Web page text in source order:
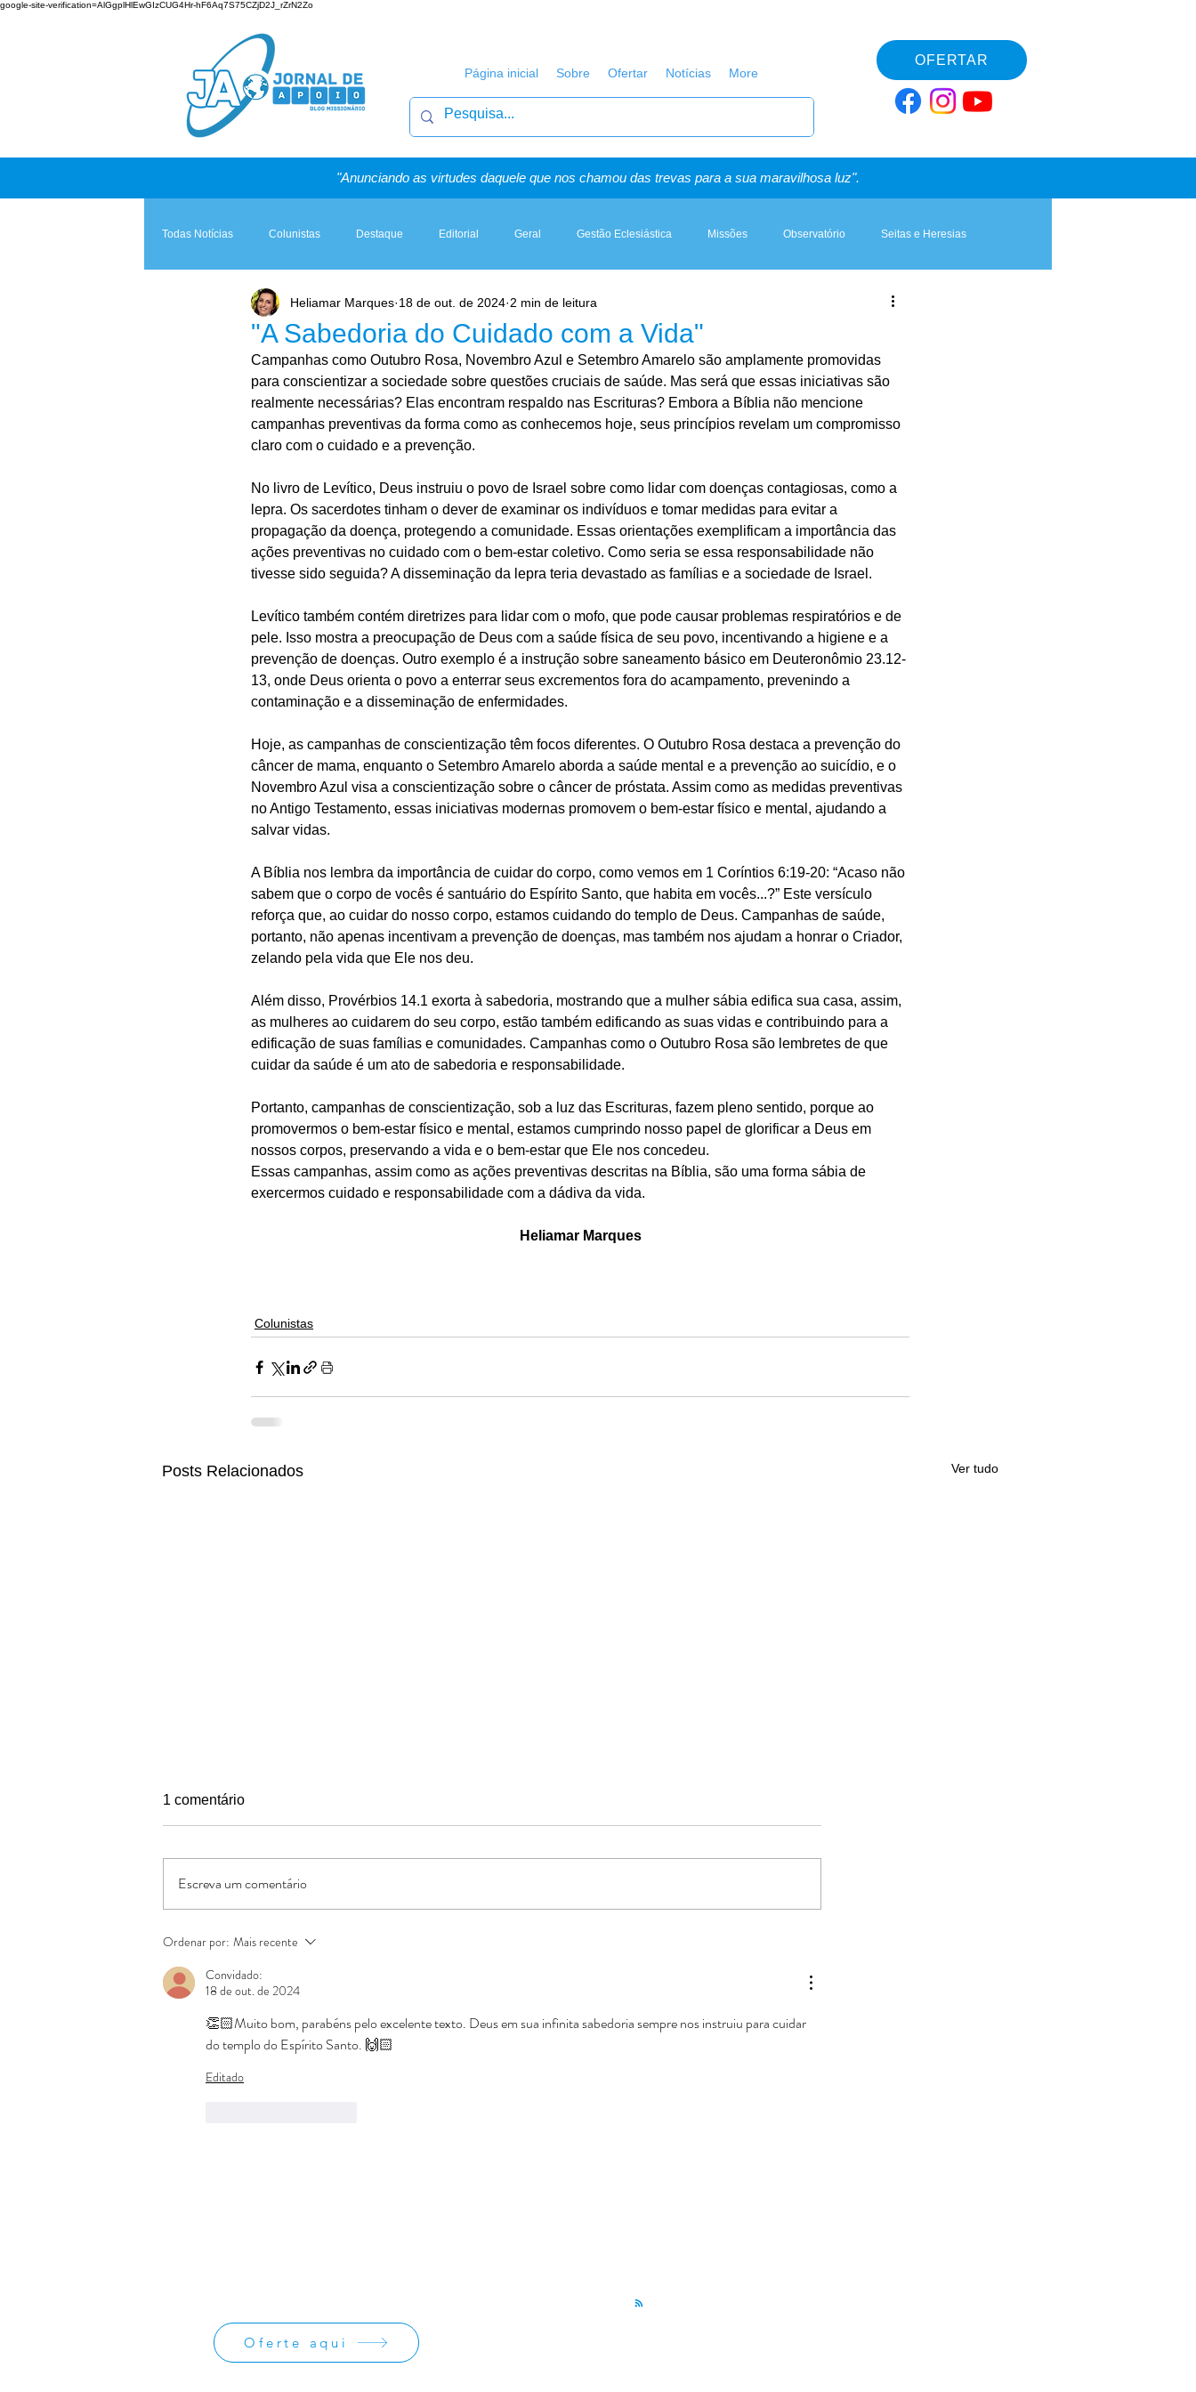
google-site-verification=AlGgplHlEwGIzCUG4Hr-hF6Aq7S75CZjD2J_rZrN2Zo
Página inicial Sobre Ofertar Notícias More
OFERTAR
"Anunciando as virtudes daquele que nos chamou das trevas para a sua maravilhosa luz".
Todas Notícias Colunistas Destaque Editorial Geral Gestão Eclesiástica Missões Observatório Seitas e Heresias
Teologia & Prática A Igreja e a Lei Artigos, Sermões & Esboços
"A Sabedoria do Cuidado com a Vida"
Heliamar Marques 18 de out. de 2024 2 min de leitura
Campanhas como Outubro Rosa, Novembro Azul e Setembro Amarelo são amplamente promovidas
para conscientizar a sociedade sobre questões cruciais de saúde. Mas será que essas iniciativas são
realmente necessárias? Elas encontram respaldo nas Escrituras? Embora a Bíblia não mencione
campanhas preventivas da forma como as conhecemos hoje, seus princípios revelam um compromisso
claro com o cuidado e a prevenção.
No livro de Levítico, Deus instruiu o povo de Israel sobre como lidar com doenças contagiosas, como a
lepra. Os sacerdotes tinham o dever de examinar os indivíduos e tomar medidas para evitar a
propagação da doença, protegendo a comunidade. Essas orientações exemplificam a importância das
ações preventivas no cuidado com o bem-estar coletivo. Como seria se essa responsabilidade não
tivesse sido seguida? A disseminação da lepra teria devastado as famílias e a sociedade de Israel.
Levítico também contém diretrizes para lidar com o mofo, que pode causar problemas respiratórios e de
pele. Isso mostra a preocupação de Deus com a saúde física de seu povo, incentivando a higiene e a
prevenção de doenças. Outro exemplo é a instrução sobre saneamento básico em Deuteronômio 23.12-
13, onde Deus orienta o povo a enterrar seus excrementos fora do acampamento, prevenindo a
contaminação e a disseminação de enfermidades.
Hoje, as campanhas de conscientização têm focos diferentes. O Outubro Rosa destaca a prevenção do
câncer de mama, enquanto o Setembro Amarelo aborda a saúde mental e a prevenção ao suicídio, e o
Novembro Azul visa a conscientização sobre o câncer de próstata. Assim como as medidas preventivas
no Antigo Testamento, essas iniciativas modernas promovem o bem-estar físico e mental, ajudando a
salvar vidas.
A Bíblia nos lembra da importância de cuidar do corpo, como vemos em 1 Coríntios 6:19-20: “Acaso não
sabem que o corpo de vocês é santuário do Espírito Santo, que habita em vocês...?” Este versículo
reforça que, ao cuidar do nosso corpo, estamos cuidando do templo de Deus. Campanhas de saúde,
portanto, não apenas incentivam a prevenção de doenças, mas também nos ajudam a honrar o Criador,
zelando pela vida que Ele nos deu.
Além disso, Provérbios 14.1 exorta à sabedoria, mostrando que a mulher sábia edifica sua casa, assim,
as mulheres ao cuidarem do seu corpo, estão também edificando as suas vidas e contribuindo para a
edificação de suas famílias e comunidades. Campanhas como o Outubro Rosa são lembretes de que
cuidar da saúde é um ato de sabedoria e responsabilidade.
Portanto, campanhas de conscientização, sob a luz das Escrituras, fazem pleno sentido, porque ao
promovermos o bem-estar físico e mental, estamos cumprindo nosso papel de glorificar a Deus em
nossos corpos, preservando a vida e o bem-estar que Ele nos concedeu.
Essas campanhas, assim como as ações preventivas descritas na Bíblia, são uma forma sábia de
exercermos cuidado e responsabilidade com a dádiva da vida.
Heliamar Marques
Colunistas
Posts Relacionados Ver tudo
Conte as Bençãos
acolhimento e cuidado
1 comentário
Escreva um comentário
Ordenar por: Mais recente
Convidado:
18 de out. de 2024
👏🏻Muito bom, parabéns pelo excelente texto. Deus em sua infinita sabedoria sempre nos instruiu para cuidar
do templo do Espírito Santo. 🙌🏻
Editado
Oferte aqui